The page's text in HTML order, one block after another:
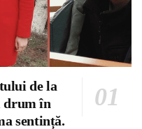
de la
drum în
sentință.